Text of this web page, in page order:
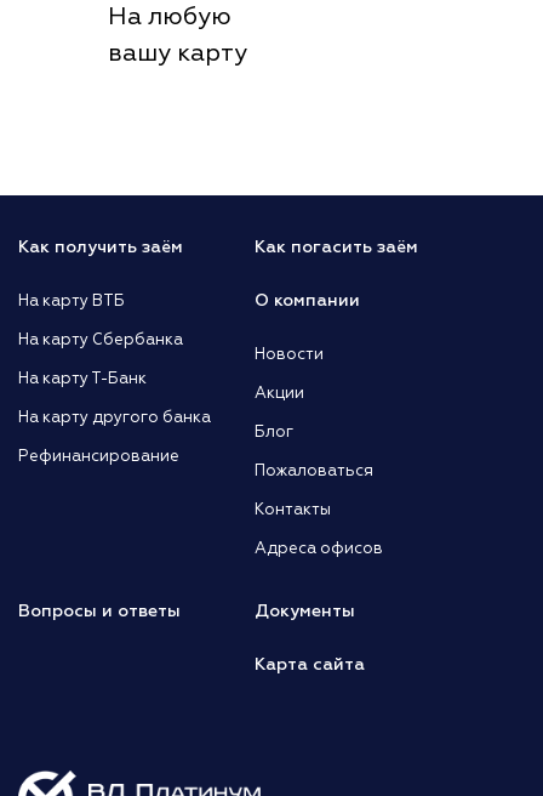
На любую
вашу карту
Как получить заём
На карту ВТБ
На карту Сбербанка
На карту Т-Банк
На карту другого банка
Рефинансирование
Как погасить заём
О компании
Новости
Акции
Блог
Пожаловаться
Контакты
Адреса офисов
Вопросы и ответы Документы
Карта сайта